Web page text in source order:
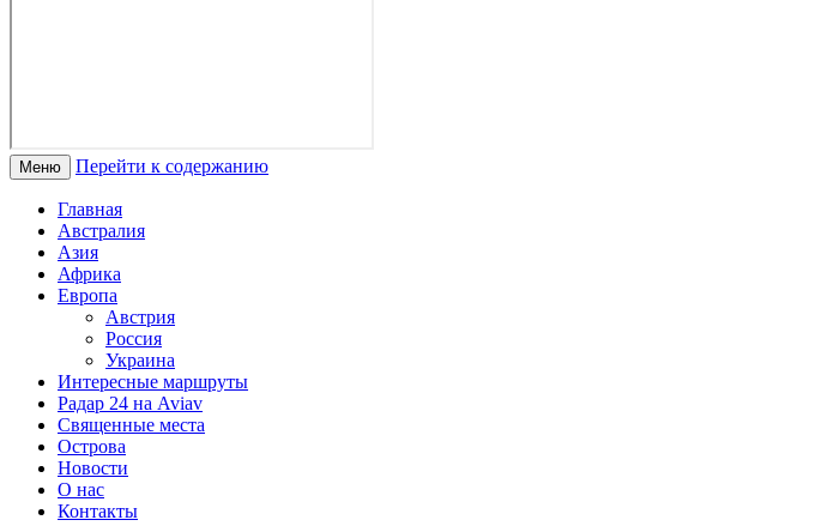
Меню Перейти к содержанию
Главная
Австралия
Азия
Африка
Европа
Австрия
Россия
Украина
Интересные маршруты
Радар 24 на Aviav
Священные места
Острова
Новости
О нас
Контакты